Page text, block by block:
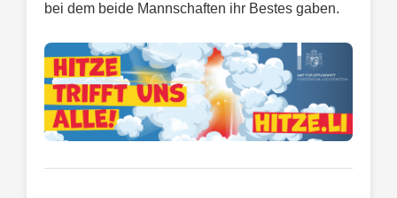
bei dem beide Mannschaften ihr Bestes gaben.